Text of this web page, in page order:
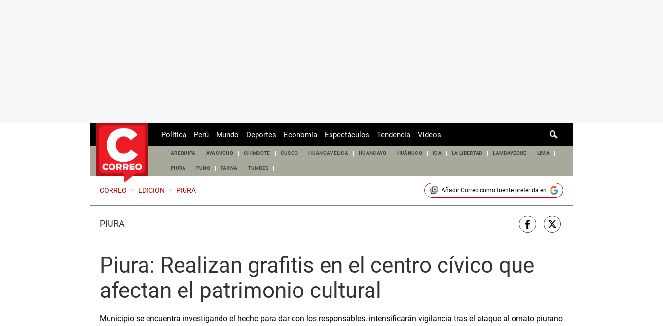
de
Política Perú Mundo Deportes Economía Espectáculos Tendencia Videos
AREQUIPA AYACUCHO CHIMBOTE CUSCO HUANCAVELICA HUANCAYO HUÁNUCO ICA LA LIBERTAD LAMBAYEQUE LIMA
PIURA PUNO TACNA TUMBES
CORREO > EDICION > PIURA Añadir Correocomo fuente preferida en
PIURA
Piura: Realizan grafitis en el centro cívico que
afectan el patrimonio cultural
Municipio se encuentra investigando el hecho para dar con los responsables. intensificarán vigilancia tras el ataque al ornato piurano